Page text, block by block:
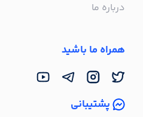
درباره ما
همراه ما باشید
پشتیبانی